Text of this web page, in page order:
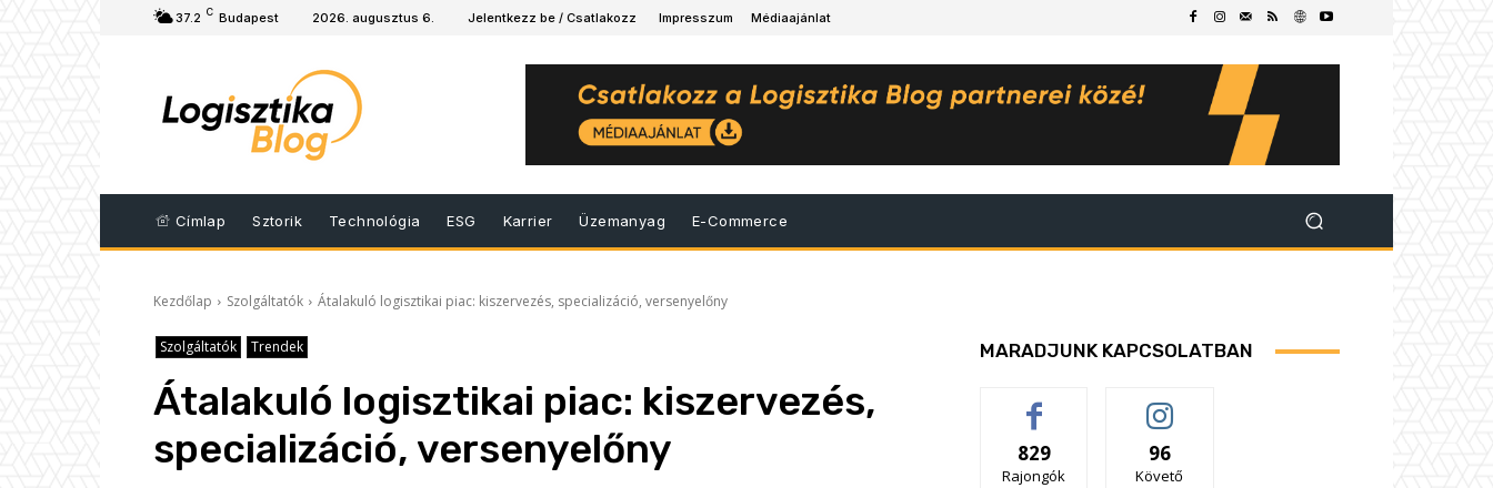
37.2 C Budapest 2026. augusztus 6. Jelentkezz be / Csatlakozz Impresszum Médiaajánlat
Címlap Sztorik Technológia ESG Karrier Üzemanyag E-Commerce
Kezdőlap Szolgáltatók Átalakuló logisztikai piac: kiszervezés, specializáció, versenyelőny
Szolgáltatók Trendek
Átalakuló logisztikai piac: kiszervezés,
specializáció, versenyelőny
MARADJUNK KAPCSOLATBAN
829
Rajongók
96
Követő